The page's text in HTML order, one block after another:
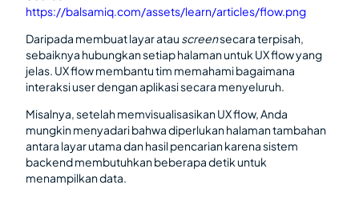
https://balsamiq.com/assets/learn/articles/flow.png
Daripada membuat layar atau screensecara terpisah,
sebaiknya hubungkan setiap halaman untuk UX flow yang
jelas. UX flow membantu tim memahami bagaimana
interaksi user dengan aplikasi secara menyeluruh.
Misalnya, setelah memvisualisasikan UX flow, Anda
mungkin menyadari bahwa diperlukan halaman tambahan
antara layar utama dan hasil pencarian karena sistem
backend membutuhkan beberapa detik untuk
menampilkan data.